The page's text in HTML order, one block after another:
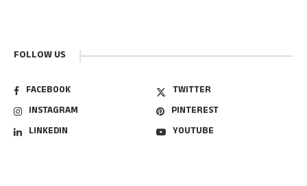
FOLLOW US
FACEBOOK
TWITTER
INSTAGRAM
PINTEREST
LINKEDIN
YOUTUBE